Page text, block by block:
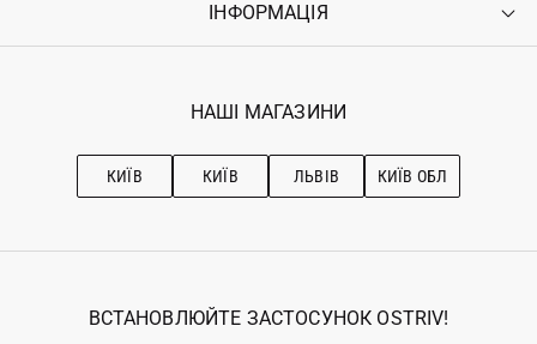
Повернення
Гарантія
Увійти
Ostriv Club+
ІНФОРМАЦІЯ
Наші магазини
Рекомендації з догляду
НАШІ МАГАЗИНИ
КИЇВ КИЇВ ЛЬВІВ КИЇВ ОБЛ
ВСТАНОВЛЮЙТЕ ЗАСТОСУНОК OSTRIV!